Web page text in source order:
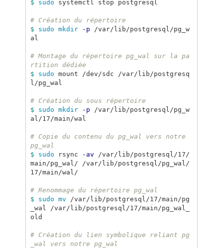
$ sudo systemctl stop postgresql
# Création du répertoire
$ sudo mkdir -p /var/lib/postgresql/pg_w
al
# Montage du répertoire pg_wal sur la pa
rtition dédiée
$ sudo mount /dev/sdc /var/lib/postgresq
l/pg_wal
# Création du sous répertoire
$ sudo mkdir -p /var/lib/postgresql/pg_w
al/17/main/wal
# Copie du contenu du pg_wal vers notre
pg_wal
$ sudo rsync -av /var/lib/postgresql/17/
main/pg_wal/ /var/lib/postgresql/pg_wal/
17/main/wal/
# Renommage du répertoire pg_wal
$ sudo mv /var/lib/postgresql/17/main/pg
_wal /var/lib/postgresql/17/main/pg_wal_
old
# Création du lien symbolique reliant pg
_wal vers notre pg_wal